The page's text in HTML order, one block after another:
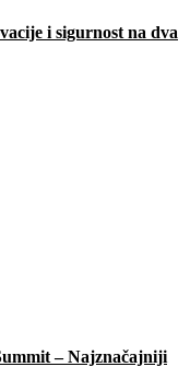
i sigurnost na dva
– Najznačajniji